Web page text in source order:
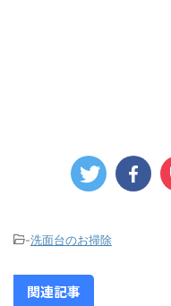
-洗面台のお掃除
関連記事